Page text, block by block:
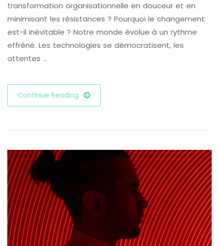
transformation organisationnelle en douceur et en
minimisant les résistances ? Pourquoi le changement
est-il inévitable ? Notre monde évolue à un rythme
effréné. Les technologies se démocratisent, les
attentes …
Continue Reading